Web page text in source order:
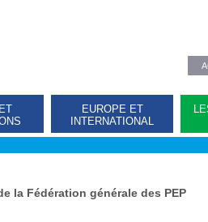
EUROPE ET
INTERNATIONAL
la Fédération générale des PEP